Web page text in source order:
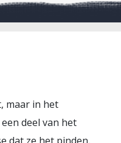
maar in het
deel van het